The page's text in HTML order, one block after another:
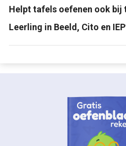
Helpt tafels oefenen ook bij
Leerling in Beeld, Cito en